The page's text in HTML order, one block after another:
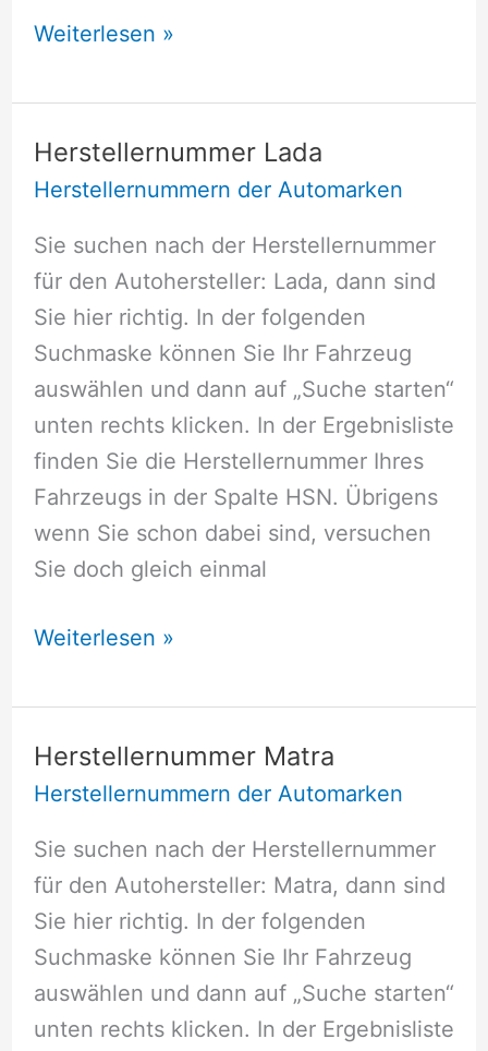
Herstellernummer
Weiterlesen »
Herstellernummer Lada
Herstellernummern der Automarken
Sie suchen nach der Herstellernummer
für den Autohersteller: Lada, dann sind
Sie hier richtig. In der folgenden
Suchmaske können Sie Ihr Fahrzeug
auswählen und dann auf „Suche starten“
unten rechts klicken. In der Ergebnisliste
finden Sie die Herstellernummer Ihres
Fahrzeugs in der Spalte HSN. Übrigens
wenn Sie schon dabei sind, versuchen
Sie doch gleich einmal
Herstellernummer
Weiterlesen »
Herstellernummer Matra
Herstellernummern der Automarken
Sie suchen nach der Herstellernummer
für den Autohersteller: Matra, dann sind
Sie hier richtig. In der folgenden
Suchmaske können Sie Ihr Fahrzeug
auswählen und dann auf „Suche starten“
unten rechts klicken. In der Ergebnisliste